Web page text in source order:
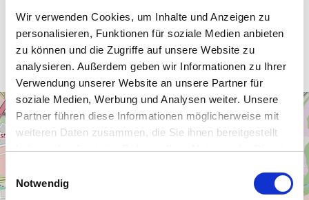
Wir verwenden Cookies, um Inhalte und Anzeigen zu
personalisieren, Funktionen für soziale Medien anbieten
zu können und die Zugriffe auf unsere Website zu
analysieren. Außerdem geben wir Informationen zu Ihrer
Verwendung unserer Website an unsere Partner für
soziale Medien, Werbung und Analysen weiter. Unsere
Partner führen diese Informationen möglicherweise mit
weiteren Daten zusammen, die Sie ihnen bereitgestellt
haben oder die sie im Rahmen Ihrer Nutzung der Dienste
Notwendig
Unsere WLAN-Hotspots in Dresden
+
−